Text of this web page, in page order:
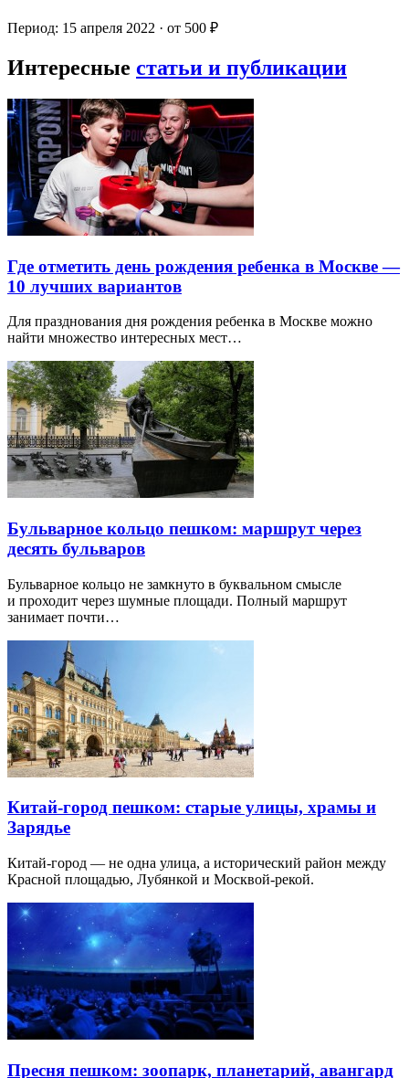
Период: 15 апреля 2022 · от 500 ₽
Интересные статьи и публикации
Где отметить день рождения ребенка в Москве —
10 лучших вариантов
Для празднования дня рождения ребенка в Москве можно
найти множество интересных мест…
Бульварное кольцо пешком: маршрут через
десять бульваров
Бульварное кольцо не замкнуто в буквальном смысле
и проходит через шумные площади. Полный маршрут
занимает почти…
Китай-город пешком: старые улицы, храмы и
Зарядье
Китай-город — не одна улица, а исторический район между
Красной площадью, Лубянкой и Москвой-рекой.
Пресня пешком: зоопарк, планетарий, авангард